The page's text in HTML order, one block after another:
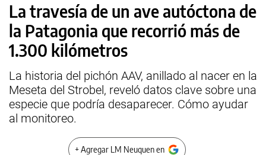
La travesía de un ave autóctona de
la Patagonia que recorrió más de
1.300 kilómetros
La historia del pichón AAV, anillado al nacer en la
Meseta del Strobel, reveló datos clave sobre una
especie que podría desaparecer. Cómo ayudar
al monitoreo.
+ Agregar LM Neuquen en